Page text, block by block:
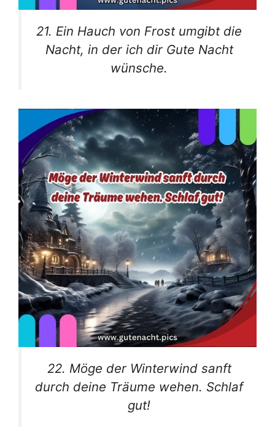
21. Ein Hauch von Frost umgibt die
Nacht, in der ich dir Gute Nacht
wünsche.
22. Möge der Winterwind sanft
durch deine Träume wehen. Schlaf
gut!